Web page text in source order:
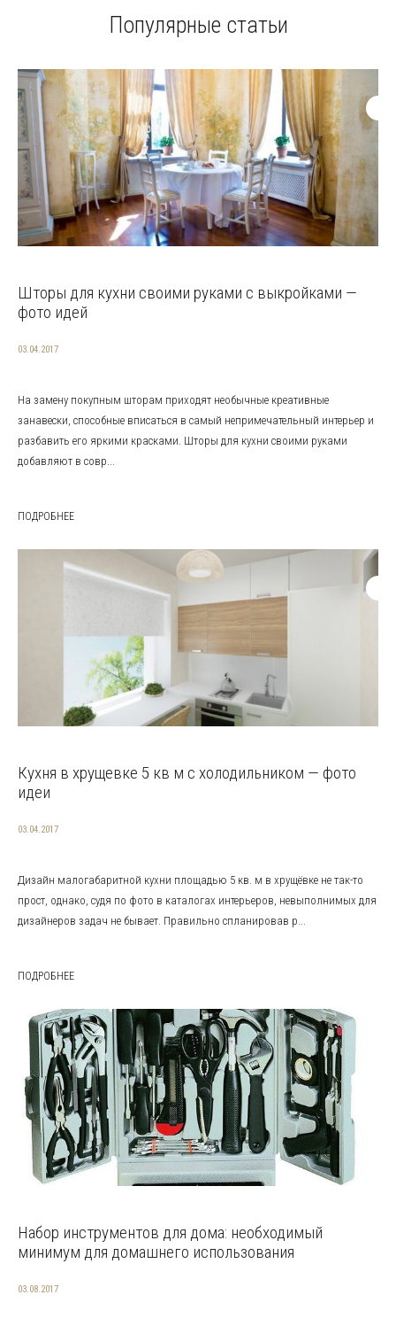
Популярные статьи
Шторы для кухни своими руками с выкройками —
фото идей
03.04.2017
На замену покупным шторам приходят необычные креативные
занавески, способные вписаться в самый непримечательный интерьер и
разбавить его яркими красками. Шторы для кухни своими руками
добавляют в совр...
ПОДРОБНЕЕ
Кухня в хрущевке 5 кв м с холодильником — фото
идеи
03.04.2017
Дизайн малогабаритной кухни площадью 5 кв. м в хрущёвке не так-то
прост, однако, судя по фото в каталогах интерьеров, невыполнимых для
дизайнеров задач не бывает. Правильно спланировав р...
ПОДРОБНЕЕ
Набор инструментов для дома: необходимый
минимум для домашнего использования
03.08.2017